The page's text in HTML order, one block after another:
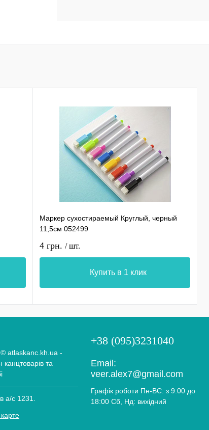
Маркер сухостираемый Круглый, черный
11,5см 052499
4 грн. / шт.
Купить в 1 клик
atlaskanc.kh.ua -
та
а/с 1231.
+38 (095)3231040
Email:
veer.alex7@gmail.com
Графік роботи Пн-ВС: з 9:00 до
18:00 Сб, Нд: вихідний